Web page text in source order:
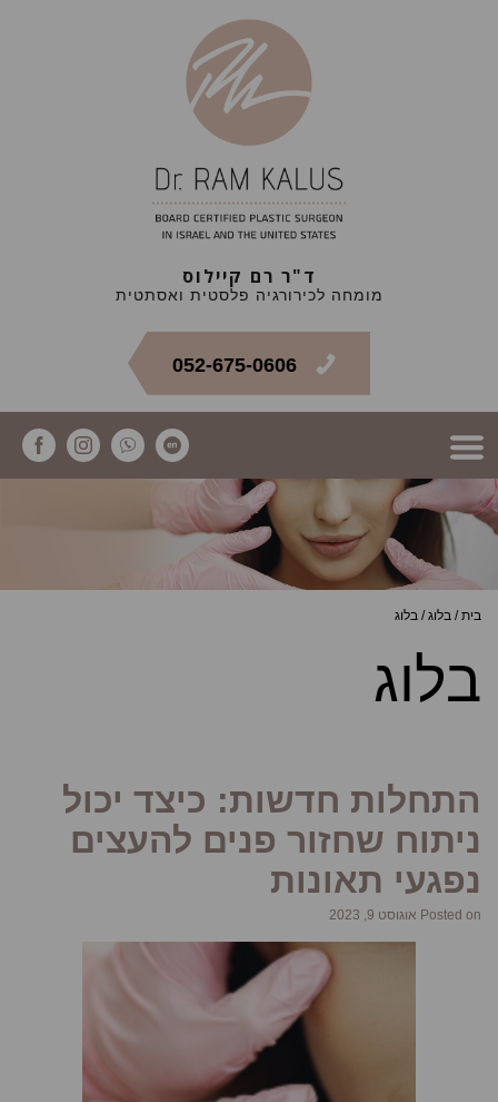
ד"ר רם קיילוס
מומחה לכירורגיה פלסטית ואסתטית
052-675-0606
בית/ בלוג/ בלוג
בלוג
התחלות חדשות: כיצד יכול
ניתוח שחזור פנים להעצים
נפגעי תאונות
Posted on אוגוסט 9, 2023